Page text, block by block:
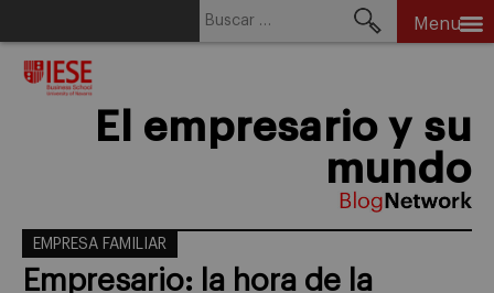
Menu
El empresario y su
mundo
EMPRESA FAMILIAR
Empresario: la hora de la